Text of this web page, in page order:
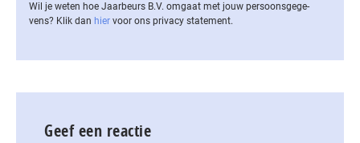
Wil je weten hoe Jaarbeurs B.V. omgaat met jouw per­soons­ge­ge­
vens? Klik dan hier voor ons privacy statement.
Geef een reactie